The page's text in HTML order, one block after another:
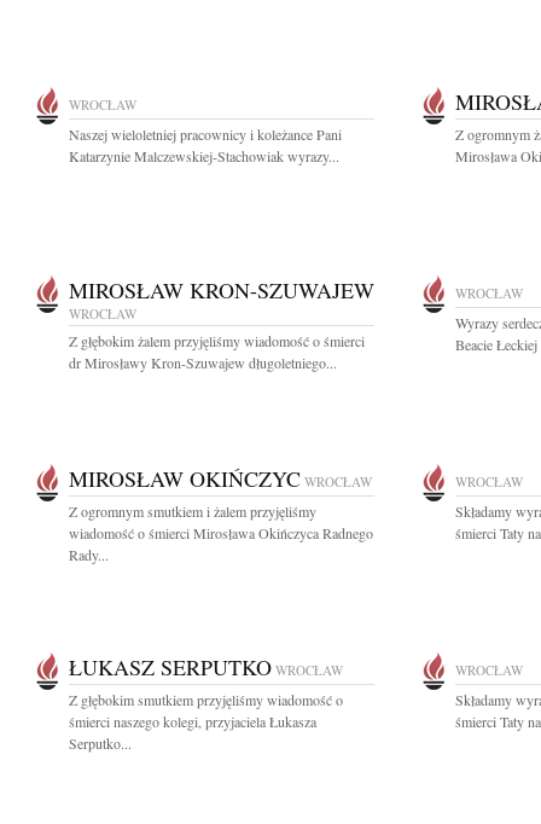
WROCŁAW
Naszej wieloletniej pracownicy i koleżance Pani
Katarzynie Malczewskiej-Stachowiak wyrazy...
Z ogromnym
Mirosława
MIROSŁAW KRON-SZUWAJEW
WROCŁAW
Z głębokim żalem przyjęliśmy wiadomość o śmierci
dr Mirosławy Kron-Szuwajew długoletniego...
WROCŁAW
Wyrazy
Beacie
MIROSŁAW OKIŃCZYC WROCŁAW
Z ogromnym smutkiem i żalem przyjęliśmy
wiadomość o śmierci Mirosława Okińczyca Radnego
Rady...
WROCŁAW
Składamy
śmierci Taty
ŁUKASZ SERPUTKO WROCŁAW
Z głębokim smutkiem przyjęliśmy wiadomość o
śmierci naszego kolegi, przyjaciela Łukasza
Serputko...
WROCŁAW
Składamy
śmierci Taty